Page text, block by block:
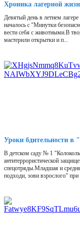
Хроника лагерной
Девятый день в летнем
началось с "Минутки
вести себя с животными.В
мастерили открытки и п...
Уроки бдительности в
В детском саду № 1
антитеррористической
спецотряды.Младшая и
подходи, зови взрослого"